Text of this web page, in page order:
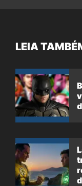
LEIA